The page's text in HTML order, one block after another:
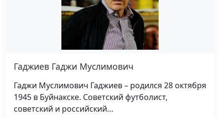
Гаджиев Гаджи Муслимович
Гаджи Муслимович Гаджиев – родился 28 октября
1945 в Буйнакске. Советский футболист,
советский и российский…